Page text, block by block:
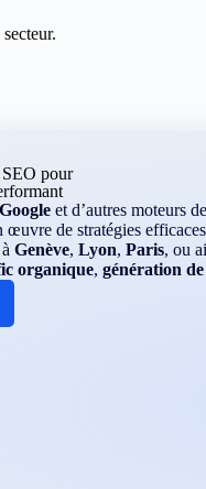
pour
Google et d’autres moteurs
œuvre de stratégies
Genève, Lyon, Paris, ou
organique, génération de